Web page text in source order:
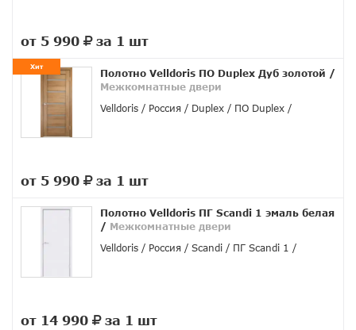
от 5 990
за 1 шт
Хит
Полотно Velldoris ПО Duplex Дуб золотой /
Межкомнатные двери
Velldoris
Россия Duplex ПО Duplex
от 5 990
за 1 шт
Полотно Velldoris ПГ Scandi 1 эмаль белая
/ Межкомнатные двери
Velldoris
Россия Scandi ПГ Scandi 1
от 14 990
за 1 шт